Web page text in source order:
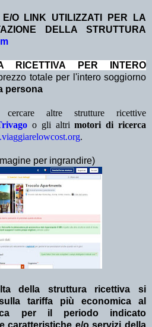
E/O LINK UTILIZZATI PER LA
DELLA STRUTTURA
RICETTIVA PER INTERO
totale per l'intero soggiorno
persona
altre strutture ricettive
o gli altrimotori di ricerca
.
per ingrandire)
della struttura ricettiva si
tariffa più economica al
per il periodo indicato
caratteristiche e/o servizi della